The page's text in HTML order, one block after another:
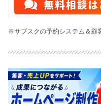
※サブスクの予約システム＆顧